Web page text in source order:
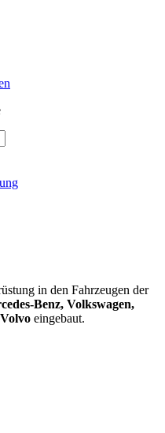
in den Fahrzeugen der
Benz, Volkswagen,
Volvo eingebaut.